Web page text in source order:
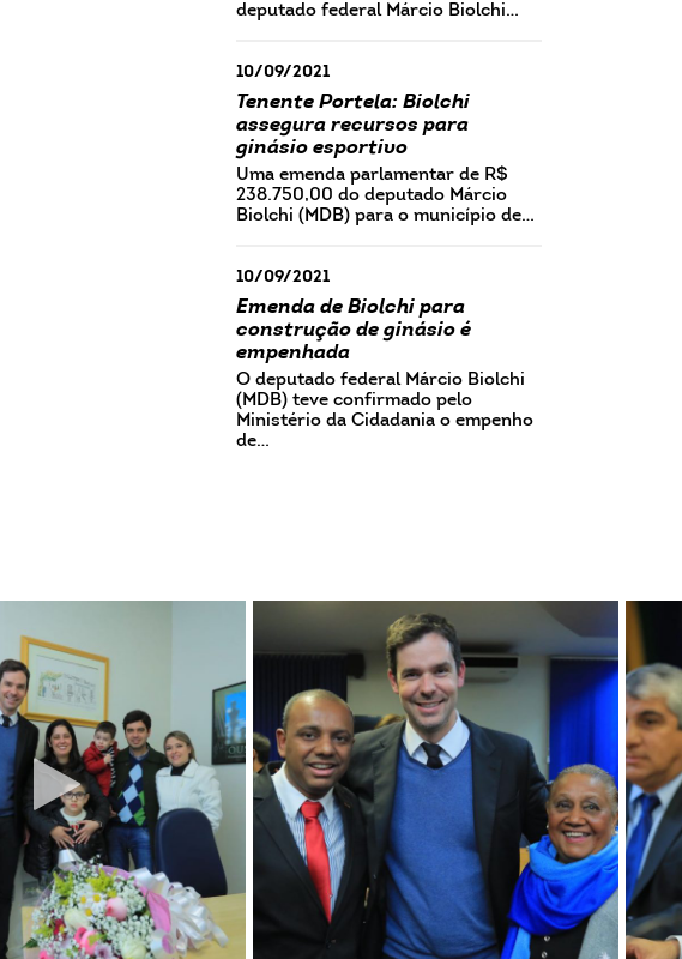
deputado federal Márcio Biolchi…
10/09/2021
Tenente Portela: Biolchi
assegura recursos para
ginásio esportivo
Uma emenda parlamentar de R$
238.750,00 do deputado Márcio
Biolchi (MDB) para o município de…
10/09/2021
Emenda de Biolchi para
construção de ginásio é
empenhada
O deputado federal Márcio Biolchi
(MDB) teve confirmado pelo
Ministério da Cidadania o empenho
de…